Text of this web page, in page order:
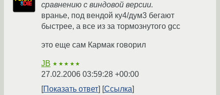
сравнению с виндовой версии.
вранье, под вендой ку4/дум3 бегают
быстрее, а все из за тормознутого gcc
это еще сам Кармак говорил
JB ★★★★★
27.02.2006 03:59:28 +00:00
Показать ответ
Ссылка